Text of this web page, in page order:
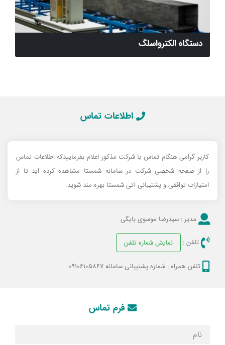
دستگاه الکترواسلگ
اطلاعات تماس
کاربر گرامی هنگام تماس با شرکت مذکور اعلام بفرماییدکه اطلاعات تماس
را از صفحه شخصی شرکت در سامانه شمستا مشاهده کرده اید تا از
امتیازات توافقی و پشتیبانی آتی شمستا بهره مند شوید.
مدیر : سیدرضا موسوی بایگی
تلفن : نمایش شماره تلفن
تلفن همراه : شماره پشتیبانی سامانه 09106105867
فرم تماس